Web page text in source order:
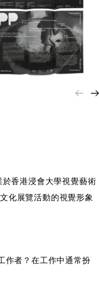
香港浸會大學視覺藝術
化展覽活動的視覺形象
作者？在工作中通常扮